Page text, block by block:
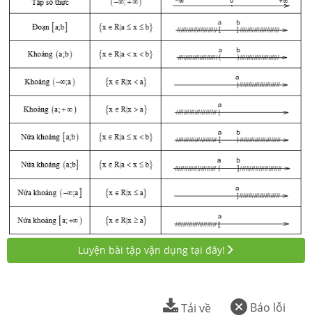
Luyện bài tập vận dụng tại đây!
Báo lỗi
Tải về